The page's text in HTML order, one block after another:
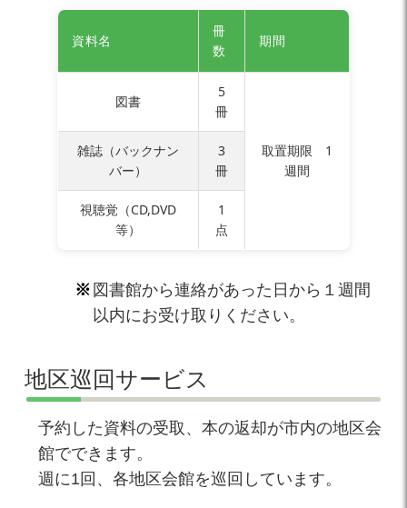
資料名
冊
数
期間
図書
5
冊
取置期限 1
週間
雑誌（バックナン
バー）
3
冊
視聴覚（CD,DVD
等）
1
点
図書館から連絡があった日から１週間
以内にお受け取りください。
地区巡回サービス
予約した資料の受取、本の返却が市内の地区会
館でできます。
週に1回、各地区会館を巡回しています。